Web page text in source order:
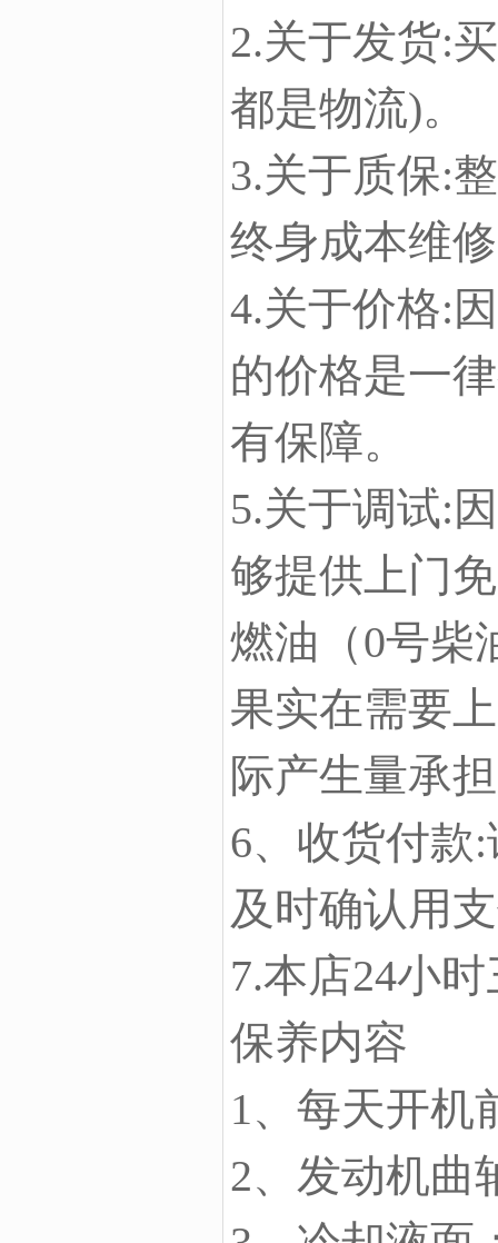
2.关于发货:
都是物流)。
3.关于质保:
终身成本维
4.关于价格:
的价格是一
有保障。
5.关于调试:
够提供上门
燃油（0号柴
果实在需要
际产生量承
6、收货付款
及时确认用
7.本店24小
保养内容
1、每天开机
2、发动机曲